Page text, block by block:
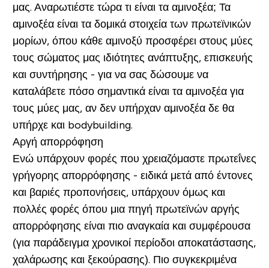
μας. Αναρωτιέστε τώρα τι είναι τα αμινοξέα; Τα
αμινοξέα είναι τα δομικά στοιχεία των πρωτεϊνικών
μορίων, όπου κάθε αμινοξύ προσφέρει στους μύες
τους σώματος μας ιδιότητες ανάπτυξης, επισκευής
και συντήρησης - για να σας δώσουμε να
καταλάβετε πόσο σημαντικά είναι τα αμινοξέα για
τους μύες μας, αν δεν υπήρχαν αμινοξέα δε θα
υπήρχε και bodybuilding.
Αργή απορρόφηση
Ενώ υπάρχουν φορές που χρειαζόμαστε πρωτεΐνες
γρήγορης απορρόφησης - ειδικά μετά από έντονες
και βαριές προπονήσεις, υπάρχουν όμως και
πολλές φορές όπου μια πηγή πρωτεϊνών αργής
απορρόφησης είναι πιο αναγκαία και συμφέρουσα
(για παράδειγμα χρονικοί περίοδοι αποκατάστασης,
χαλάρωσης και ξεκούρασης). Πιο συγκεκριμένα